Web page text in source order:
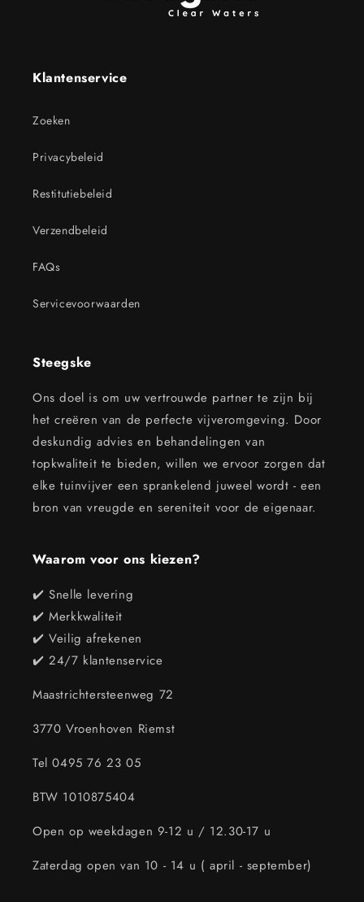
Klantenservice
Zoeken
Privacybeleid
Restitutiebeleid
Verzendbeleid
FAQs
Servicevoorwaarden
Steegske
Ons doel is om uw vertrouwde partner te zijn bij
het creëren van de perfecte vijveromgeving. Door
deskundig advies en behandelingen van
topkwaliteit te bieden, willen we ervoor zorgen dat
elke tuinvijver een sprankelend juweel wordt - een
bron van vreugde en sereniteit voor de eigenaar.
Waarom voor ons kiezen?
✔️ Snelle levering
✔️ Merkkwaliteit
✔️ Veilig afrekenen
✔️ 24/7 klantenservice
Maastrichtersteenweg 72
3770 Vroenhoven Riemst
Tel 0495 76 23 05
BTW 1010875404
Open op weekdagen 9-12 u / 12.30-17 u
Zaterdag open van 10 - 14 u ( april - september)